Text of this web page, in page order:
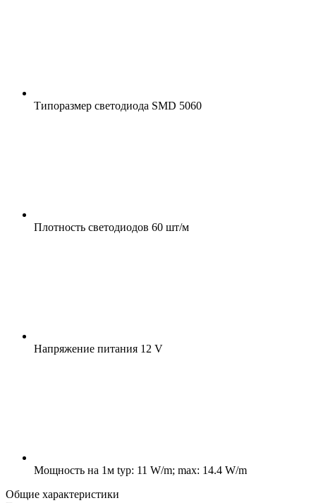
Типоразмер светодиода SMD 5060
Плотность светодиодов 60 шт/м
Напряжение питания 12 V
Мощность на 1м typ: 11 W/m; max: 14.4 W/m
Общие характеристики